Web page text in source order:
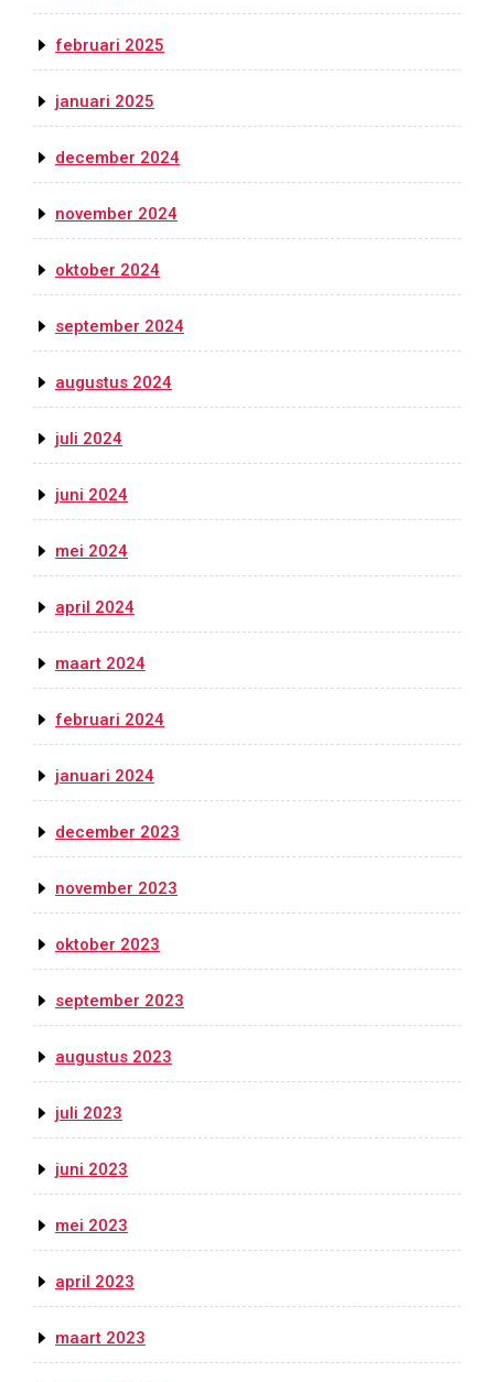
februari 2025
januari 2025
december 2024
november 2024
oktober 2024
september 2024
augustus 2024
juli 2024
juni 2024
mei 2024
april 2024
maart 2024
februari 2024
januari 2024
december 2023
november 2023
oktober 2023
september 2023
augustus 2023
juli 2023
juni 2023
mei 2023
april 2023
maart 2023